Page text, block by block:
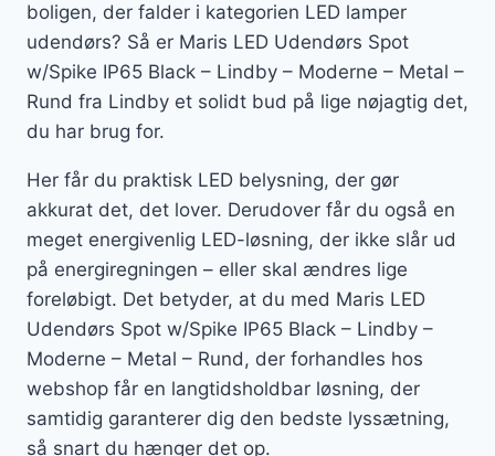
boligen, der falder i kategorien LED lamper
udendørs? Så er Maris LED Udendørs Spot
w/Spike IP65 Black – Lindby – Moderne – Metal –
Rund fra Lindby et solidt bud på lige nøjagtig det,
du har brug for.
Her får du praktisk LED belysning, der gør
akkurat det, det lover. Derudover får du også en
meget energivenlig LED-løsning, der ikke slår ud
på energiregningen – eller skal ændres lige
foreløbigt. Det betyder, at du med Maris LED
Udendørs Spot w/Spike IP65 Black – Lindby –
Moderne – Metal – Rund, der forhandles hos
webshop får en langtidsholdbar løsning, der
samtidig garanterer dig den bedste lyssætning,
så snart du hænger det op.